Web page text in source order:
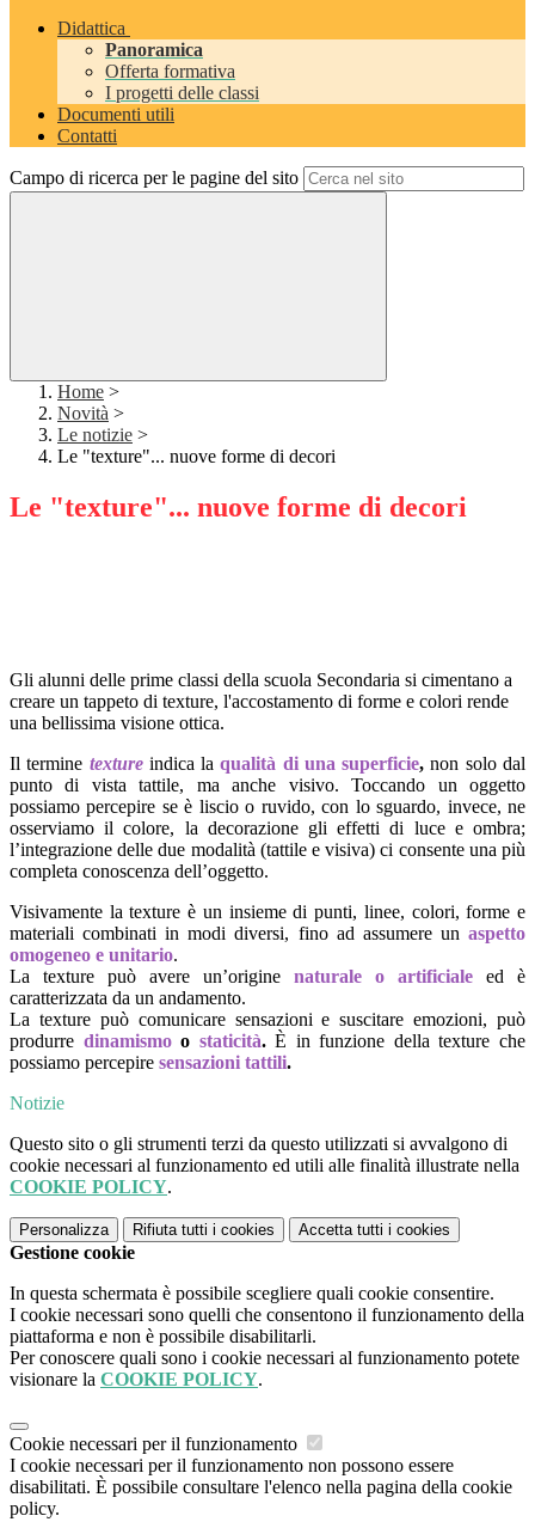
Didattica
Panoramica
Offerta formativa
I progetti delle classi
Documenti utili
Contatti
Campo di ricerca per le pagine del sito
Home >
Novità >
Le notizie >
Le "texture"... nuove forme di decori
Le "texture"... nuove forme di decori
Gli alunni delle prime classi della scuola Secondaria si cimentano a
creare un tappeto di texture, l'accostamento di forme e colori rende
una bellissima visione ottica.
Il termine texture indica laqualità di una superficie, non solo dal
punto di vista tattile, ma anche visivo. Toccando un oggetto
possiamo percepire se è liscio o ruvido, con lo sguardo, invece, ne
osserviamo il colore, la decorazione gli effetti di luce e ombra;
l’integrazione delle due modalità (tattile e visiva) ci consente una più
completa conoscenza dell’oggetto.
Visivamente la texture è un insieme di punti, linee, colori, forme e
materiali combinati in modi diversi, fino ad assumere un aspetto
omogeneo e unitario.
La texture può avere un’origine naturale o artificiale
ed è
caratterizzata da un andamento.
La texture può comunicare sensazioni e suscitare emozioni, può
produrre dinamismoo staticità.È in funzione della texture che
possiamo percepire sensazioni tattili.
Notizie
Questo sito o gli strumenti terzi da questo utilizzati si avvalgono di
cookie necessari al funzionamento ed utili alle finalità illustrate nella
COOKIE POLICY.
Personalizza Rifiuta tutti i cookies Accetta tutti i cookies
Gestione cookie
In questa schermata è possibile scegliere quali cookie consentire.
I cookie necessari sono quelli che consentono il funzionamento della
piattaforma e non è possibile disabilitarli.
Per conoscere quali sono i cookie necessari al funzionamento potete
visionare la COOKIE POLICY.
Cookie necessari per il funzionamento
I cookie necessari per il funzionamento non possono essere
disabilitati. È possibile consultare l'elenco nella pagina della cookie
policy.